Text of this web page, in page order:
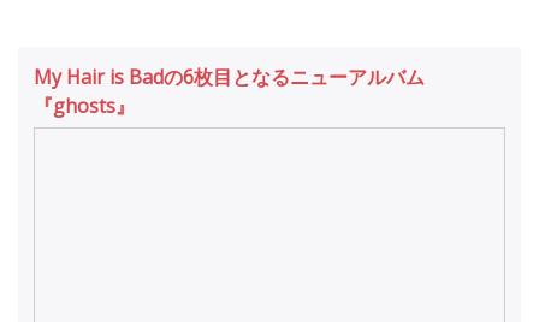
My Hair is Badの6枚目となるニューアルバム
『ghosts』